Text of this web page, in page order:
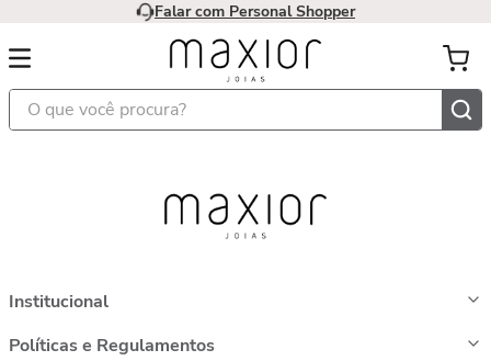
Falar com Personal Shopper
O que você procura?
Institucional
Políticas e Regulamentos